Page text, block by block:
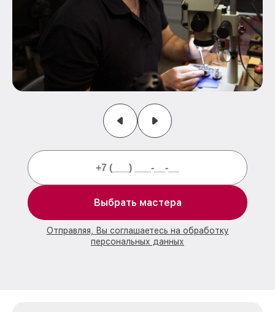
Выбрать мастера
Отправляя, Вы соглашаетесь на обработку
персональных данных